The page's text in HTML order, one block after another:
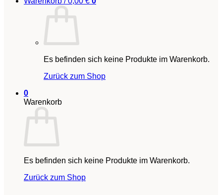
Es befinden sich keine Produkte im Warenkorb.
Zurück zum Shop
0
Warenkorb
Es befinden sich keine Produkte im Warenkorb.
Zurück zum Shop